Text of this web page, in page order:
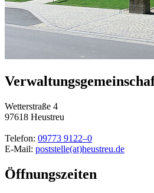
Wetterstraße 4
97618 Heustreu
Telefon: 09773 9122–0
E-Mail: poststelle(at)heustreu.de
Öffnungszeiten